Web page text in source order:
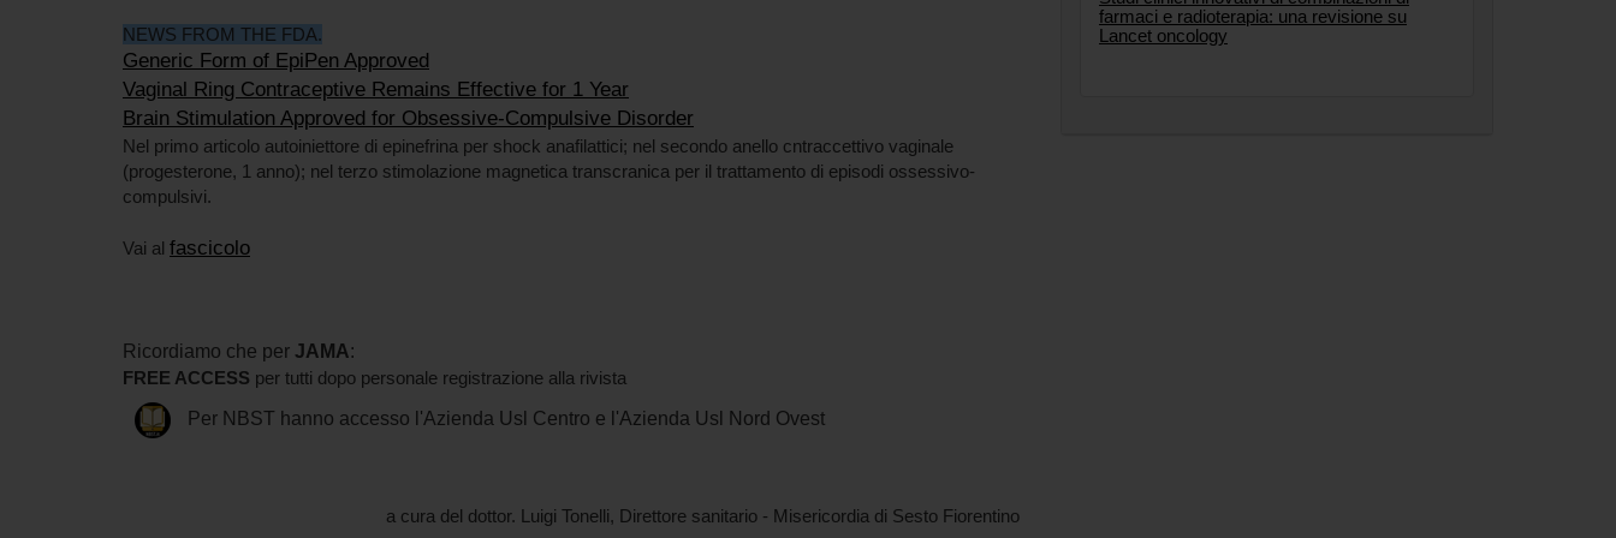
NEWS FROM THE FDA.
Generic Form of EpiPen Approved
Vaginal Ring Contraceptive Remains Effective for 1 Year
Brain Stimulation Approved for Obsessive-Compulsive Disorder
Nel primo articolo autoiniettore di epinefrina per shock anafilattici; nel secondo anello cntraccettivo vaginale
(progesterone, 1 anno); nel terzo stimolazione magnetica transcranica per il trattamento di episodi ossessivo-
compulsivi.
Vai al fascicolo
Ricordiamo che per JAMA:
FREE ACCESS per tutti dopo personale registrazione alla rivista
Per NBST hanno accesso l'Azienda Usl Centro e l'Azienda Usl Nord Ovest
a cura del dottor. Luigi Tonelli, Direttore sanitario - Misericordia di Sesto Fiorentino
farmaci e radioterapia: una revisione su
Lancet oncology